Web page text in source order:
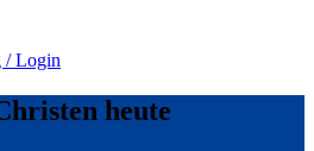
/ Login
heute